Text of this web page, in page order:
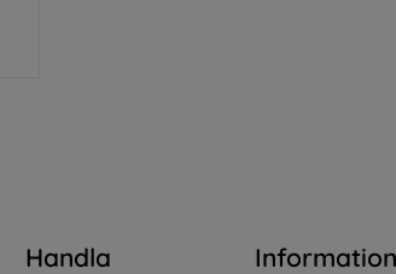
Handla Information